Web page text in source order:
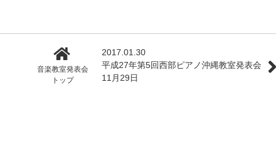
音楽教室発表会
トップ
2017.01.30
平成27年第5回西部ピアノ沖縄教室発表会
11月29日